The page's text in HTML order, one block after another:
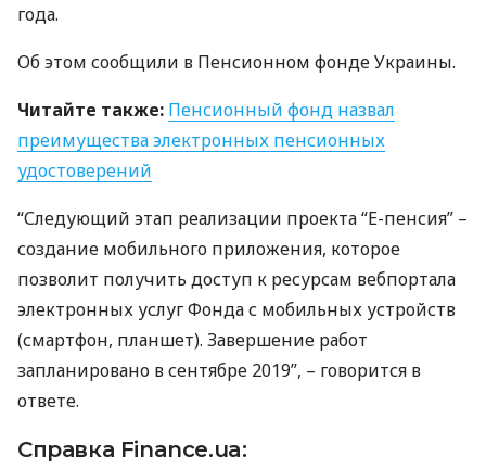
года.
Об этом сообщили в Пенсионном фонде Украины.
Читайте также: Пенсионный фонд назвал
преимущества электронных пенсионных
удостоверений
“Следующий этап реализации проекта “Е-пенсия” –
создание мобильного приложения, которое
позволит получить доступ к ресурсам вебпортала
электронных услуг Фонда с мобильных устройств
(смартфон, планшет). Завершение работ
запланировано в сентябре 2019”, – говорится в
ответе.
Справка Finance.ua: